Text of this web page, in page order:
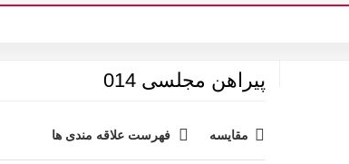
پیراهن مجلسی 014
مقایسه فهرست علاقه مندی ها